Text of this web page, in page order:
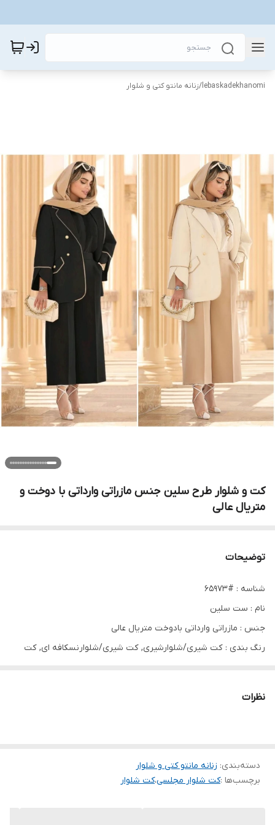
lebaskadekhanomi
/زنانه مانتو کتی و شلوار
کت و شلوار طرح سلین جنس مازراتی وارداتی با دوخت و
متریال عالی
توضیحات
شناسه : #65973
نام : ست سلین
جنس : مازراتی وارداتی بادوخت متریال عالی
رنگ بندی : کت شیری/شلوارشیری, کت شیری/شلوارنسکافه ای, کت
سایز۲/قدکت۷۳دورسینه۱۱۴قدشلوار۸۵
نظرات
دسته‌بندی: زنانه مانتو کتی و شلوار
برچسب‌ها :کت شلوار مجلسی،کت شلوار